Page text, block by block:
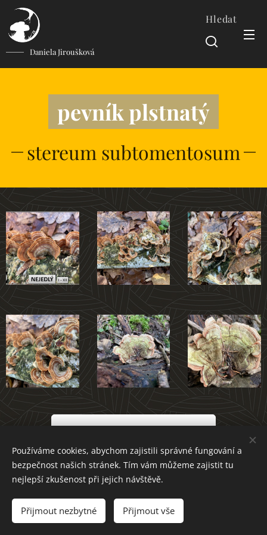
Daniela Jiroušková
Hledat
pevník plstnatý
stereum subtomentosum
Cookies
Používáme cookies, abychom zajistili správné fungování a
bezpečnost našich stránek. Tím vám můžeme zajistit tu
nejlepší zkušenost při jejich návštěvě.
Přijmout nezbytné Přijmout vše